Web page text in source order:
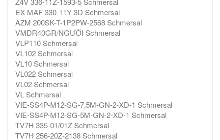
EX-MAF 330-11Y-3D Schmersal
AZM 200SK-T-1P2PW-2568 Schmersal
VMDR40GR/NGƯỜI Schmersal
VLP110 Schmersal
VL102 Schmersal
VL10 Schmersal
VL022 Schmersal
VL02 Schmersal
VL Schmersal
VIE-SS4P-M12-SG-7,5M-GN-2-XD-1 Schmersal
VIE-SS4P-M12-SG-5M-GN-2-XD-1 Schmersal
TV7H 335-01/01Z Schmersal
TV7H 256-20Z-2138 Schmersal